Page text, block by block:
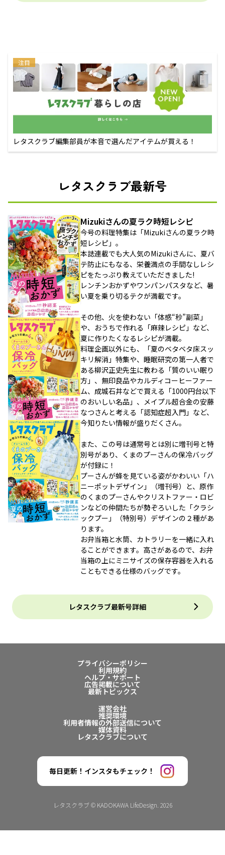
注目
レタスクラブ編集部員が本音で選んだアイテムが買える！
レタスクラブ最新号
Mizukiさんの夏ラク時短レシピ
今号の料理特集は「Mizukiさんの夏ラク時
短レシピ」。
本誌連載でも大人気のMizukiさんに、夏バ
テ防止にもなる、栄養満点の手間なしレシ
ピをたっぷり教えていただきました!
レンチンおかずやワンパンパスタなど、暑
い夏を乗り切るテクが満載です。
その他、火を使わない「体感“秒”副菜」
や、おうちで作れる「麻辣レシピ」など、
夏に作りたくなるレシピが満載。
料理企画以外にも、「夏のベタベタ床スッ
キリ解消」特集や、睡眠研究の第一人者で
ある柳沢正史先生に教わる「質のいい眠り
方」、無印良品やカルディコーヒーファー
ム、成城石井などで買える「1000円台以下
のおいしい名品」、メイプル超合金の安藤
なつさんと考える「認知症超入門」など、
今知りたい情報が盛りだくさん。
また、この号は通常号とは別に増刊号と特
別号があり、くまのプーさんの保冷バッグ
が付録に！
プーさんが蜂を見ている姿がかわいい「ハ
ニーポットデザイン」（増刊号）と、原作
のくまのプーさんやクリストファー・ロビ
ンなどの仲間たちが勢ぞろいした「クラシ
ックプー」（特別号）デザインの２種があ
ります。
お弁当箱と水筒、カトラリーを一緒に入れ
ることができます。高さがあるので、お弁
当箱の上にミニサイズの保存容器を入れる
こともできる仕様のバッグです。
レタスクラブ最新号詳細
プライバシーポリシー
利用規約
ヘルプ・サポート
広告掲載について
最新トピックス
運営会社
推奨環境
利用者情報の外部送信について
媒体資料
レタスクラブについて
毎日更新！インスタもチェック！
レタスクラブ © KADOKAWA LifeDesign. 2026